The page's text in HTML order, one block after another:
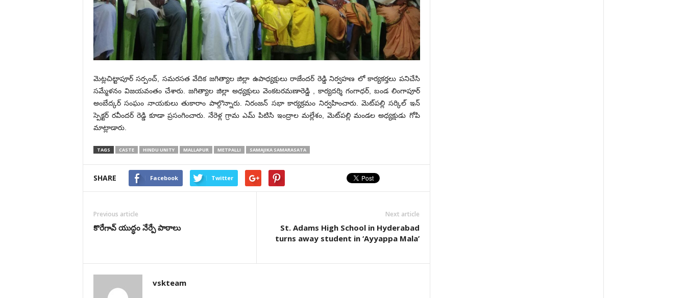
మెట్లచిట్టాపూర్ సర్పంచ్, సమరసత వేదిక జగిత్యాల జిల్లా ఉపాధ్యక్షులు రాజేందర్ రెడ్డి నిర్వహణ లో కార్యకర్తలు పనిచేసి
సమ్మేళనం విజయవంతం చేశారు. జగిత్యాల జిల్లా అధ్యక్షులు వెంకటరమణారెడ్డి , కార్యదర్శి గంగాధర్, బండ లింగాపూర్
అంబేద్కర్ సంఘం నాయకులు తుకారాం పాల్గొన్నారు. నిరంజన్ సభా కార్యక్రమం నిర్వహించారు. మెట్‌పల్లి సర్కిల్ ఇన్
స్పెక్టర్ రవీందర్ రెడ్డి కూడా ప్రసంగించారు. నేరెళ్ల గ్రామ ఎమ్ పిటిసి ఇంద్రాల మల్లేశం, మెట్‌పల్లి మండల అధ్యక్షుడు గోపి
మాట్లాడారు.
TAGS CASTE HINDU UNITY MALLAPUR METPALLI SAMAJIKA SAMARASATA
SHARE Facebook Twitter
Previous article
కొరేగావ్ యుద్ధం నేర్పే పాఠాలు
Next article
St. Adams High School in Hyderabad
turns away student in ‘Ayyappa Mala’
vskteam